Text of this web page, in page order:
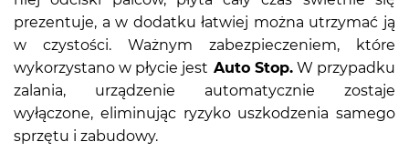
prezentuje, a w dodatku łatwiej można utrzymać ją
w czystości. Ważnym zabezpieczeniem, które
wykorzystano w płycie jest Auto Stop.W przypadku
zalania, urządzenie automatycznie zostaje
wyłączone, eliminując ryzyko uszkodzenia samego
sprzętu i zabudowy.